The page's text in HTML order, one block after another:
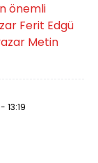
önemli
Ferit Edgü
Metin
13:19